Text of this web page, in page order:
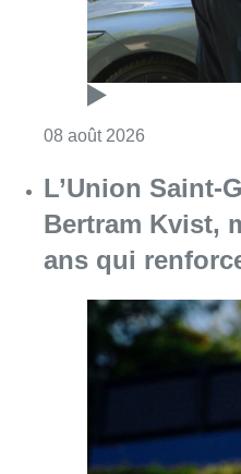
08 août 2026
L’Union Saint-
Bertram Kvist,
ans qui